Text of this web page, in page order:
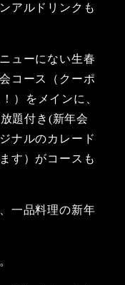
アルドリンクも
ューにない生春
コース（クーポ
）をメインに、
題付き(新年会
ナルのカレード
す）がコースも
一品料理の新年